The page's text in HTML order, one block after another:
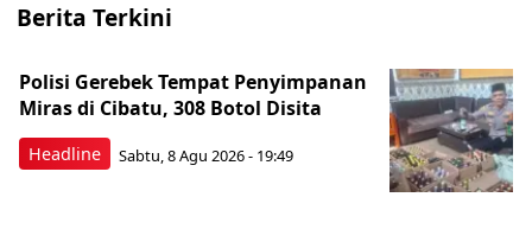
Berita Terkini
Headline
Polisi Gerebek Tempat Penyimpanan
Miras di Cibatu, 308 Botol Disita
Sabtu, 8 Agu 2026 - 19:49